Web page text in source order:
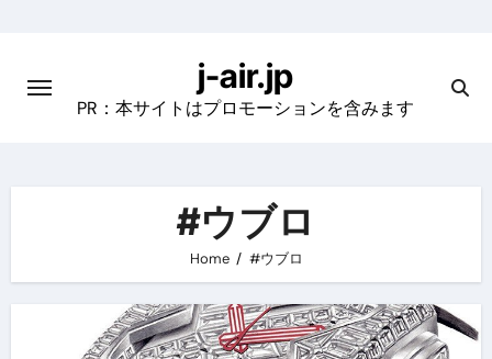
content
j-air.jp
PR：本サイトはプロモーションを含みます
#ウブロ
Home #ウブロ